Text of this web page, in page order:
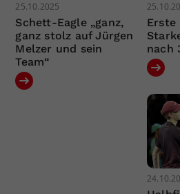
25.10.2025
Schett-Eagle „ganz,
ganz stolz auf Jürgen
Melzer und sein
Team“
Erste
nach